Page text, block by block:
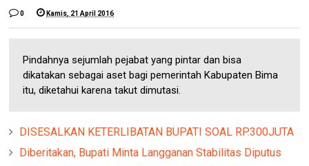
0 Kamis, 21 April 2016
Pindahnya sejumlah pejabat yang pintar dan bisa
dikatakan sebagai aset bagi pemerintah Kabupaten Bima
itu, diketahui karena takut dimutasi.
DISESALKAN KETERLIBATAN BUPATI SOAL RP.300JUTA
Diberitakan, Bupati Minta Langganan Stabilitas Diputus